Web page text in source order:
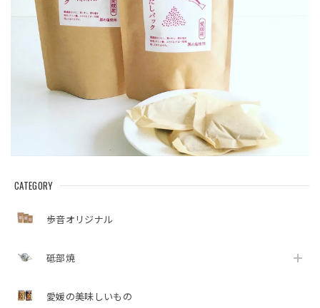
CATEGORY
歩音オリジナル
砥部焼
愛媛の美味しいもの